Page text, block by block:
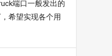
端口一般发出的
希望实现各个用